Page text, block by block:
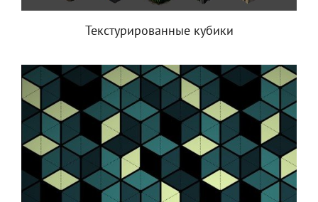
Текстурированные кубики